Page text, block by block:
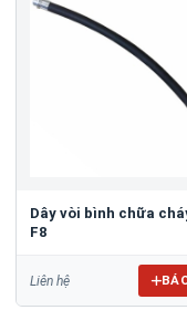
Dây vòi bình chữa
F8
Liên hệ